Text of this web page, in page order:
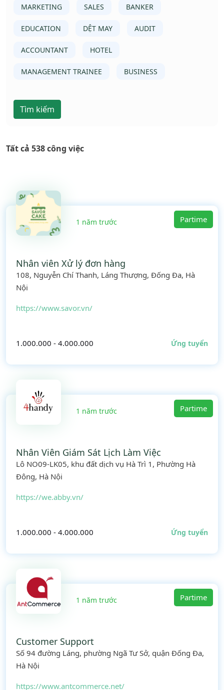
MARKETING SALES BANKER
EDUCATION DỆT MAY AUDIT
ACCOUNTANT HOTEL
MANAGEMENT TRAINEE BUSINESS
Tìm kiếm
Tất cả 538 công việc
1 năm trước Partime
Nhân viên Xử lý đơn hàng
108, Nguyễn Chí Thanh, Láng Thượng, Đống Đa, Hà
Nội
https://www.savor.vn/
1.000.000 - 4.000.000 Ứng tuyển
1 năm trước Partime
Nhân Viên Giám Sát Lịch Làm Việc
Lô NO09-LK05, khu đất dịch vụ Hà Trì 1, Phường Hà
Đông, Hà Nội
https://we.abby.vn/
1.000.000 - 4.000.000 Ứng tuyển
1 năm trước Partime
Customer Support
Số 94 đường Láng, phường Ngã Tư Sở, quận Đống Đa,
Hà Nội
https://www.antcommerce.net/